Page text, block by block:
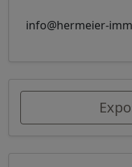
info@hermeier-